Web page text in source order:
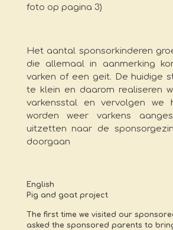
foto op pagina 3)
Het aantal sponsorkinderen
die allemaal in aanmerking
varken of een geit. De huidige
te klein en daarom realiseren
varkensstal en vervolgen we
worden weer varkens
uitzetten naar de
doorgaan
English
Pig and goat project
The first time we visited our
asked the sponsored parents to